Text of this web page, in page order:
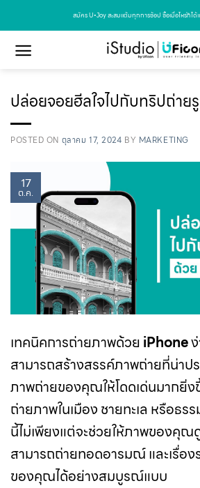
สมัคร U•Joy สะสมแต้มทุกการช้อป ซื้อเมื่อไหร่ก็ได้
ปล่อยจอยฮีลใจไปกับทริปถ่าย
POSTED ON ตุลาคม 17, 2024 BY MARKETING
17
ต.ค.
เทคนิคการถ่ายภาพด้วยiPhone
สามารถสร้างสรรค์ภาพถ่ายที่น่าป
ภาพถ่ายของคุณให้โดดเด่นมากยิ่ง
ถ่ายภาพในเมือง ชายทะเล หรือธร
นี้ไม่เพียงแต่จะช่วยให้ภาพของคุณ
สามารถถ่ายทอดอารมณ์ และเรื่อ
ของคุณได้อย่างสมบูรณ์แบบ